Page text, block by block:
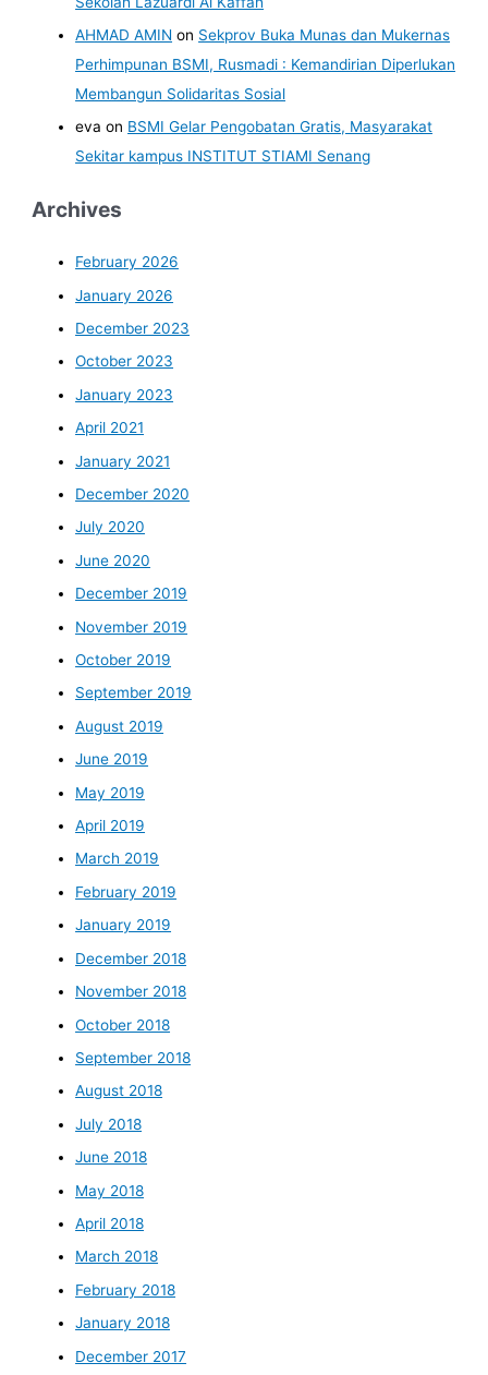
AHMAD AMIN on Sekprov Buka Munas dan Mukernas
Perhimpunan BSMI, Rusmadi : Kemandirian Diperlukan
Membangun Solidaritas Sosial
eva on BSMI Gelar Pengobatan Gratis, Masyarakat
Sekitar kampus INSTITUT STIAMI Senang
Archives
February 2026
January 2026
December 2023
October 2023
January 2023
April 2021
January 2021
December 2020
July 2020
June 2020
December 2019
November 2019
October 2019
September 2019
August 2019
June 2019
May 2019
April 2019
March 2019
February 2019
January 2019
December 2018
November 2018
October 2018
September 2018
August 2018
July 2018
June 2018
May 2018
April 2018
March 2018
February 2018
January 2018
December 2017